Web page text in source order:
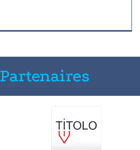
Partenaires